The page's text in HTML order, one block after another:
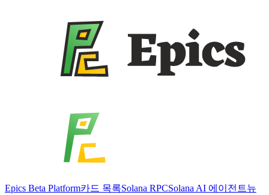
Epics Beta Platform카드 목록Solana RPCSolana AI 에이전트뉴